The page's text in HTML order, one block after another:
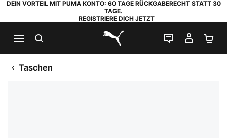
DEIN VORTEIL MIT PUMA KONTO: 60 TAGE RÜCKGABERECHT STATT 30
TAGE.
REGISTRIERE DICH JETZT
PUMA.com
LIVE-CHAT
MEIN
Taschen